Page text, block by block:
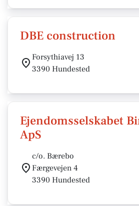
DBE construction
Forsythiavej 13
3390 Hundested
Ejendomsselskabet
ApS
c/o. Bærebo
Færgevejen 4
3390 Hundested